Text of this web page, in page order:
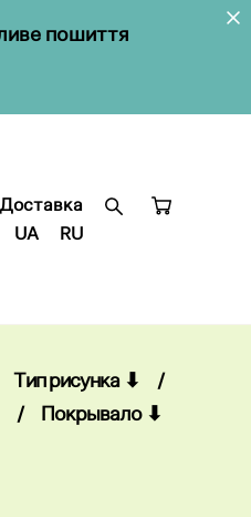
пошиття
UA RU
UA RU
Тип рисунка ⬇
/
/
Покрывало ⬇